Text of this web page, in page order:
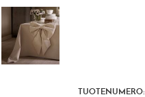
TUOTENUMERO: